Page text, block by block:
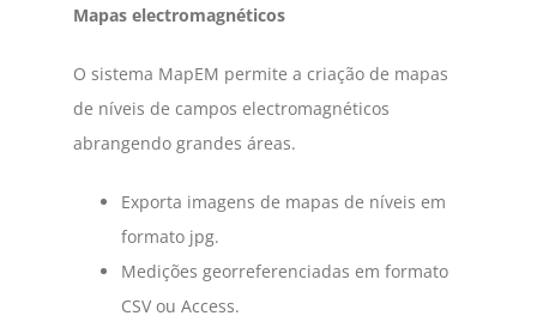
Mapas electromagnéticos
O sistema MapEM permite a criação de mapas
de níveis de campos electromagnéticos
abrangendo grandes áreas.
Exporta imagens de mapas de níveis em
formato jpg.
Medições georreferenciadas em formato
CSV ou Access.